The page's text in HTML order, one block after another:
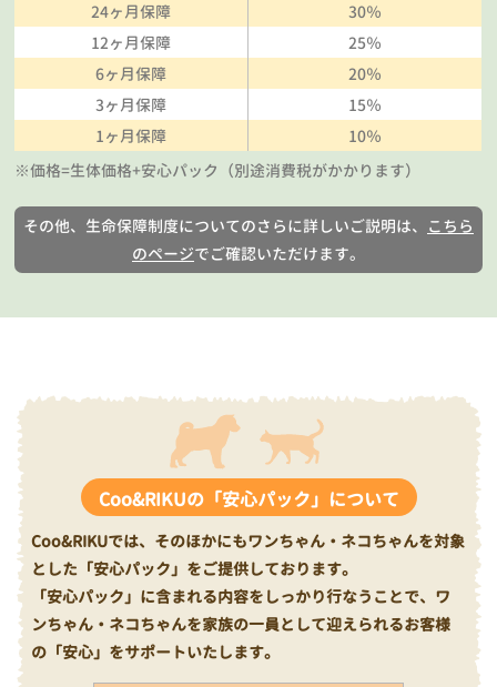
24ヶ月保障
30％
12ヶ月保障
25％
6ヶ月保障
20％
3ヶ月保障
15％
1ヶ月保障
10％
※価格=生体価格+安心パック（別途消費税がかかります）
その他、生命保障制度についてのさらに詳しいご説明は、 こちら
のページでご確認いただけます。
Coo&RIKUの「安心パック」について
Coo&RIKUでは、そのほかにもワンちゃん・ネコちゃんを対象
とした「安心パック」をご提供しております。
「安心パック」に含まれる内容をしっかり行なうことで、ワ
ンちゃん・ネコちゃんを家族の一員として迎えられるお客様
の「安心」をサポートいたします。